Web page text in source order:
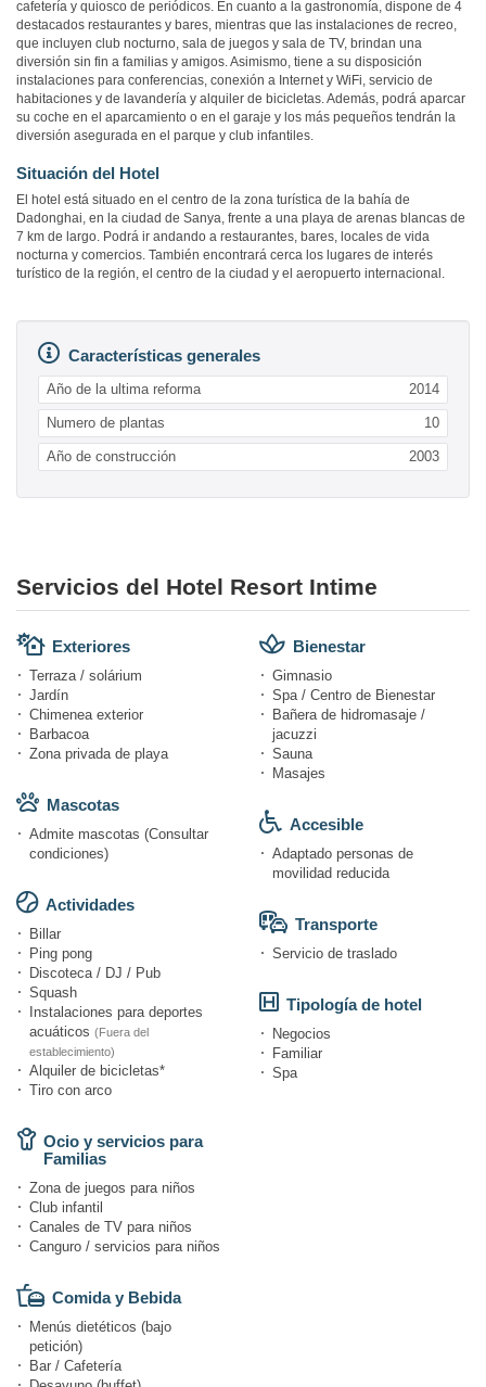
cafetería y quiosco de periódicos. En cuanto a la gastronomía, dispone de 4
destacados restaurantes y bares, mientras que las instalaciones de recreo,
que incluyen club nocturno, sala de juegos y sala de TV, brindan una
diversión sin fin a familias y amigos. Asimismo, tiene a su disposición
instalaciones para conferencias, conexión a Internet y WiFi, servicio de
habitaciones y de lavandería y alquiler de bicicletas. Además, podrá aparcar
su coche en el aparcamiento o en el garaje y los más pequeños tendrán la
diversión asegurada en el parque y club infantiles.
Situación del Hotel
El hotel está situado en el centro de la zona turística de la bahía de
Dadonghai, en la ciudad de Sanya, frente a una playa de arenas blancas de
7 km de largo. Podrá ir andando a restaurantes, bares, locales de vida
nocturna y comercios. También encontrará cerca los lugares de interés
turístico de la región, el centro de la ciudad y el aeropuerto internacional.
Características generales
Año de la ultima reforma 2014
Numero de plantas 10
Año de construcción 2003
Servicios del Hotel Resort Intime
Exteriores
Terraza / solárium
Jardín
Chimenea exterior
Barbacoa
Zona privada de playa
Mascotas
Admite mascotas (Consultar
condiciones)
Actividades
Billar
Ping pong
Discoteca / DJ / Pub
Squash
Instalaciones para deportes
acuáticos (Fuera del
establecimiento)
Alquiler de bicicletas*
Tiro con arco
Ocio y servicios para
Familias
Zona de juegos para niños
Club infantil
Canales de TV para niños
Canguro / servicios para niños
Comida y Bebida
Menús dietéticos (bajo
petición)
Bar / Cafetería
Bienestar
Gimnasio
Spa / Centro de Bienestar
Bañera de hidromasaje /
jacuzzi
Sauna
Masajes
Accesible
Adaptado personas de
movilidad reducida
Transporte
Servicio de traslado
Tipología de hotel
Negocios
Familiar
Spa